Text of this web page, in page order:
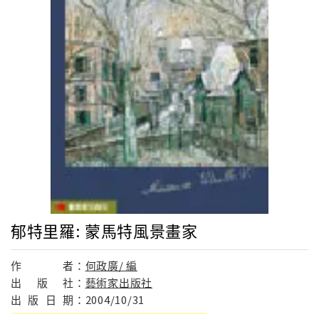
郁特里羅: 蒙馬特風景畫家
作 者： 何政廣/ 編
出
版 社： 藝術家出版社
出 版 日 期： 2004/10/31